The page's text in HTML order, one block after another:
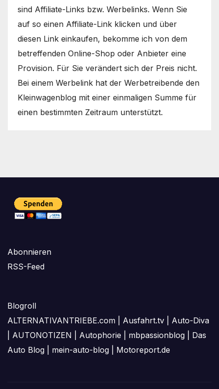
sind Affiliate-Links bzw. Werbelinks. Wenn Sie
auf so einen Affiliate-Link klicken und über
diesen Link einkaufen, bekomme ich von dem
betreffenden Online-Shop oder Anbieter eine
Provision. Für Sie verändert sich der Preis nicht.
Bei einem Werbelink hat der Werbetreibende den
Kleinwagenblog mit einer einmaligen Summe für
einen bestimmten Zeitraum unterstützt.
Abonnieren
RSS-Feed
Blogroll
ALTERNATIVANTRIEBE.com
Ausfahrt.tv
Auto-Diva
AUTONOTIZEN Autophorie mbpassionblog
Das
Auto Blog
mein-auto-blog Motoreport.de